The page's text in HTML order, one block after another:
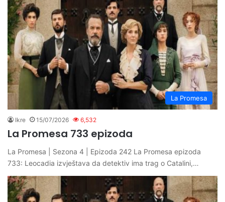
La Promesa
Ikre 15/07/2026 6,532
La Promesa 733 epizoda
La Promesa | Sezona 4 | Epizoda 242 La Promesa epizoda
733: Leocadia izvještava da detektiv ima trag o Catalini,…